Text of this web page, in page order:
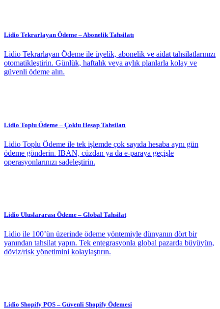
Lidio Tekrarlayan Ödeme – Abonelik Tahsilatı
Lidio Tekrarlayan Ödeme ile üyelik, abonelik ve aidat tahsilatlarınızı
otomatikleştirin. Günlük, haftalık veya aylık planlarla kolay ve
güvenli ödeme alın.
Lidio Toplu Ödeme – Çoklu Hesap Tahsilatı
Lidio Toplu Ödeme ile tek işlemde çok sayıda hesaba aynı gün
ödeme gönderin. IBAN, cüzdan ya da e-paraya geçişle
operasyonlarınızı sadeleştirin.
Lidio Uluslararası Ödeme – Global Tahsilat
Lidio ile 100’ün üzerinde ödeme yöntemiyle dünyanın dört bir
yanından tahsilat yapın. Tek entegrasyonla global pazarda büyüyün,
döviz/risk yönetimini kolaylaştırın.
Lidio Shopify POS – Güvenli Shopify Ödemesi